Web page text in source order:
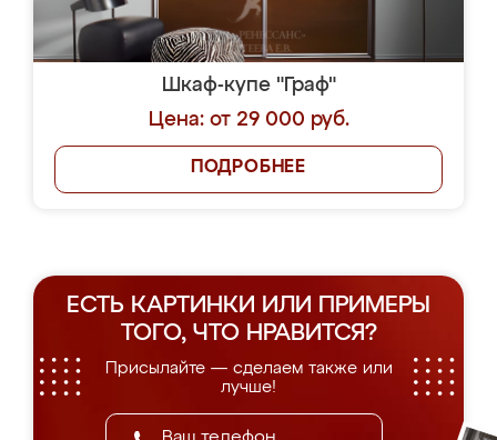
Шкаф-купе "Граф"
Цена: от 29 000 руб.
ПОДРОБНЕЕ
ЕСТЬ КАРТИНКИ ИЛИ ПРИМЕРЫ
ТОГО, ЧТО НРАВИТСЯ?
Присылайте — сделаем также или
лучше!